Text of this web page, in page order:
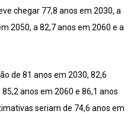
chegar 77,8 anos em 2030, a
2050, a 82,7 anos em 2060 e a
de 81 anos em 2030, 82,6
anos em 2060 e 86,1 anos
seriam de 74,6 anos em